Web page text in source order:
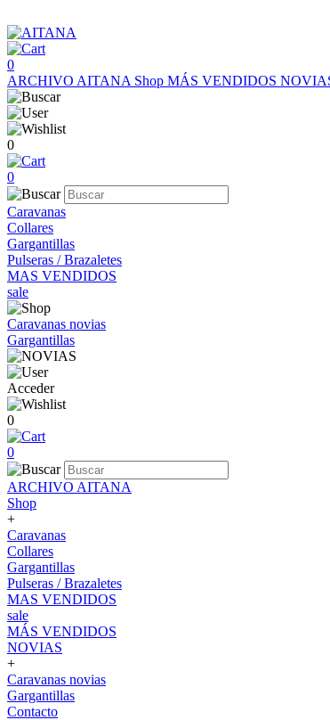
0
ARCHIVO AITANA Shop MÁS VENDIDOS
0
0
Caravanas
Collares
Gargantillas
Pulseras / Brazaletes
MAS VENDIDOS
sale
Caravanas novias
Gargantillas
Acceder
0
0
ARCHIVO AITANA
Shop
+
Caravanas
Collares
Gargantillas
Pulseras / Brazaletes
MAS VENDIDOS
sale
MÁS VENDIDOS
NOVIAS
+
Caravanas novias
Gargantillas
Contacto